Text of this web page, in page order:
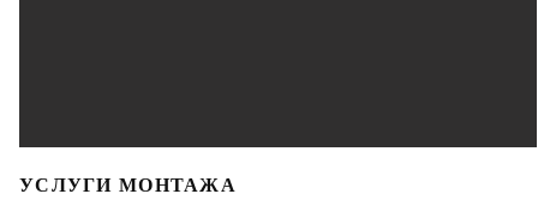
УСЛУГИ МОНТАЖА